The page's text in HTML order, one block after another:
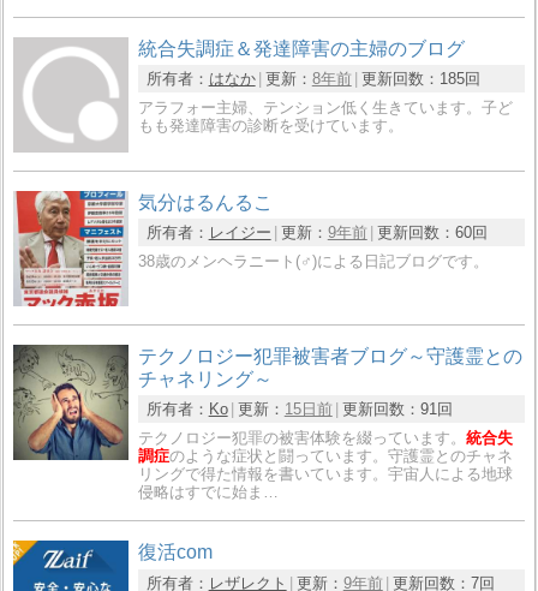
統合失調症＆発達障害の主婦のブログ
所有者： はなか 更新： 8年前 更新回数： 185回
アラフォー主婦、テンション低く生きています。子ど
もも発達障害の診断を受けています。
気分はるんるこ
所有者： レイジー 更新： 9年前 更新回数： 60回
38歳のメンヘラニート(♂)による日記ブログです。
テクノロジー犯罪被害者ブログ～守護霊との
チャネリング～
所有者： Ko 更新： 15日前 更新回数： 91回
テクノロジー犯罪の被害体験を綴っています。統合失
調症のような症状と闘っています。守護霊とのチャネ
リングで得た情報を書いています。宇宙人による地球
侵略はすでに始ま…
復活com
所有者： レザレクト 更新： 9年前 更新回数： 7回